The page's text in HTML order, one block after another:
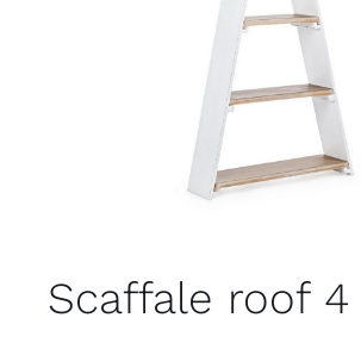
Scaffale roof 4